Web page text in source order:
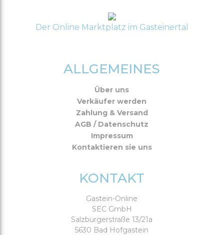
Der Online Marktplatz im Gasteinertal
ALLGEMEINES
Über uns
Verkäufer werden
Zahlung & Versand
AGB / Datenschutz
Impressum
Kontaktieren sie uns
KONTAKT
Gastein-Online
SEC GmbH
Salzburgerstraße 13/21a
5630 Bad Hofgastein